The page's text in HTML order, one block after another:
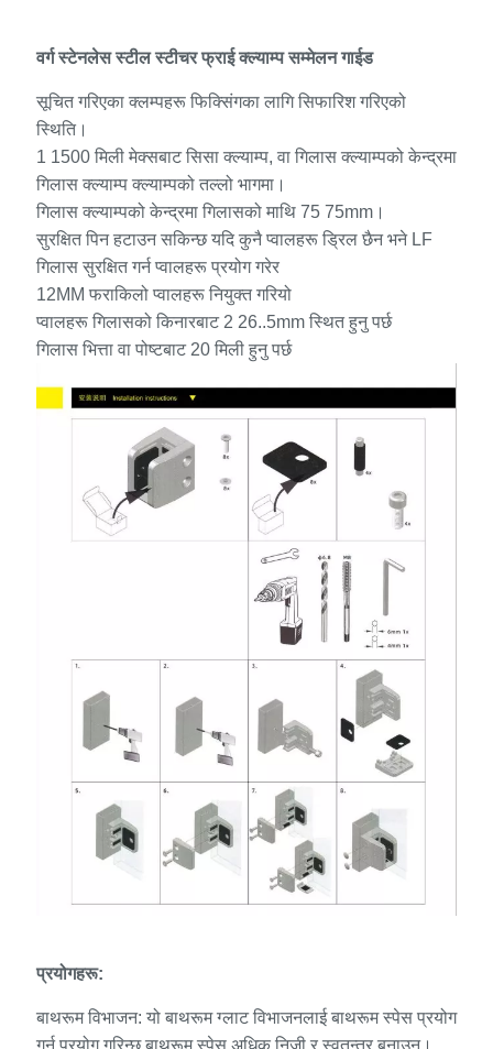
वर्ग स्टेनलेस स्टील स्टीचर फ्राई क्ल्याम्प सम्मेलन गाईड
सूचित गरिएका क्लम्पहरू फिक्सिंगका लागि सिफारिश गरिएको
स्थिति।
1 1500 मिली मेक्सबाट सिसा क्ल्याम्प, वा गिलास क्ल्याम्पको केन्द्रमा
गिलास क्ल्याम्प क्ल्याम्पको तल्लो भागमा।
गिलास क्ल्याम्पको केन्द्रमा गिलासको माथि 75 75mm।
सुरक्षित पिन हटाउन सकिन्छ यदि कुनै प्वालहरू ड्रिल छैन भने LF
गिलास सुरक्षित गर्न प्वालहरू प्रयोग गरेर
12MM फराकिलो प्वालहरू नियुक्त गरियो
प्वालहरू गिलासको किनारबाट 2 26..5mm स्थित हुनु पर्छ
गिलास भित्ता वा पोष्टबाट 20 मिली हुनु पर्छ
प्रयोगहरू:
बाथरूम विभाजन: यो बाथरूम ग्लाट विभाजनलाई बाथरूम स्पेस प्रयोग
गर्न प्रयोग गरिन्छ बाथरूम स्पेस अधिक निजी र स्वतन्त्र बनाउन।